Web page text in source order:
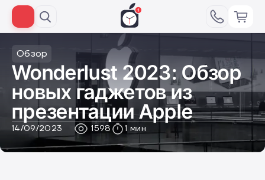
Обзор
Wonderlust 2023: Обзор
новых гаджетов из
презентации Apple
14/09/2023 1598 1 мин